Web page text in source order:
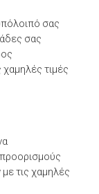
σας
σας
τιμές
τις χαμηλές